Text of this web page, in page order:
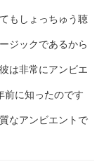
もしょっちゅう聴
ジックであるから
は非常にアンビエ
に知ったのです
なアンビエントで